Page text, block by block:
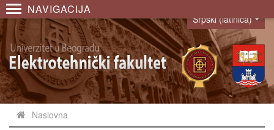
NAVIGACIJA
Language
Srpski (latinica)
Naslovna